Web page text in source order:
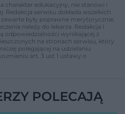
charakter edukacyjny, nie stanowi i
Redakcja serwisu dokłada wszelkich
były poprawne merytorycznie,
należy do lekarza. Redakcja i
odpowiedzialności wynikającej z
na stronach serwisu, który
polegającej na udzielaniu
art. 3 ust 1 ustawy o
POLECAJĄ